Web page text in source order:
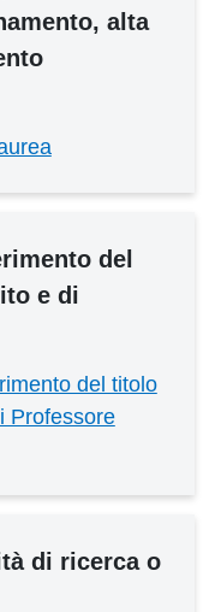
alta
del
e di
del titolo
Professore
di ricerca o